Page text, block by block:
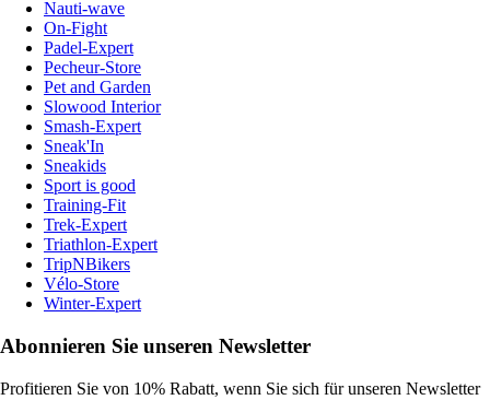
Nauti-wave
On-Fight
Padel-Expert
Pecheur-Store
Pet and Garden
Slowood Interior
Smash-Expert
Sneak'In
Sneakids
Sport is good
Training-Fit
Trek-Expert
Triathlon-Expert
TripNBikers
Vélo-Store
Winter-Expert
Abonnieren Sie unseren Newsletter
Profitieren Sie von 10% Rabatt, wenn Sie sich für unseren Newsletter